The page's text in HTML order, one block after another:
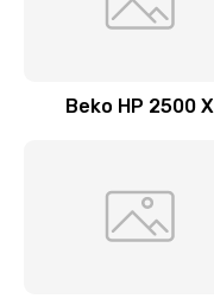
Beko HP 2500 X